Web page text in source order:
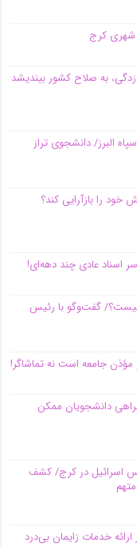
به صلاح کشور بیندیشد
البرز/ دانشجوی تراز
خود را بازآرایی کند؟
اسناد عادی چند‌ دهه‌ای!
چیست؟/ گفت‌وگو با رئیس
جامعه است نه تماشاگر!
دانشجویان ممکن
اسرائیل در کرج/‌ کشف